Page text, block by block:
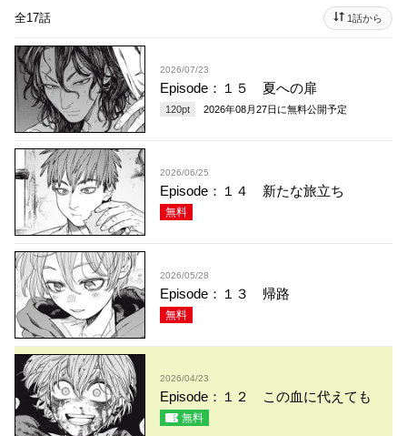
全17話 1話から
2026/07/23
Episode：１５ 夏への扉
120pt 2026年08月27日 に無料公開予定
2026/06/25
Episode：１４ 新たな旅立ち
無料
2026/05/28
Episode：１３ 帰路
無料
2026/04/23
Episode：１２ この血に代えても
無料